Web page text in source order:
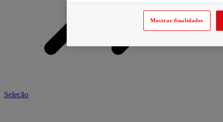
Seleção
Mostrar finalidades